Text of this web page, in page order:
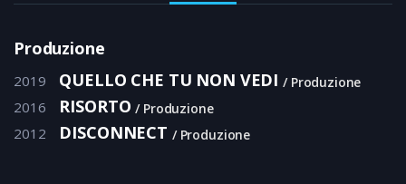
Produzione
2019 QUELLO CHE TU NON VEDI Produzione
2016 RISORTO Produzione
2012 DISCONNECT Produzione